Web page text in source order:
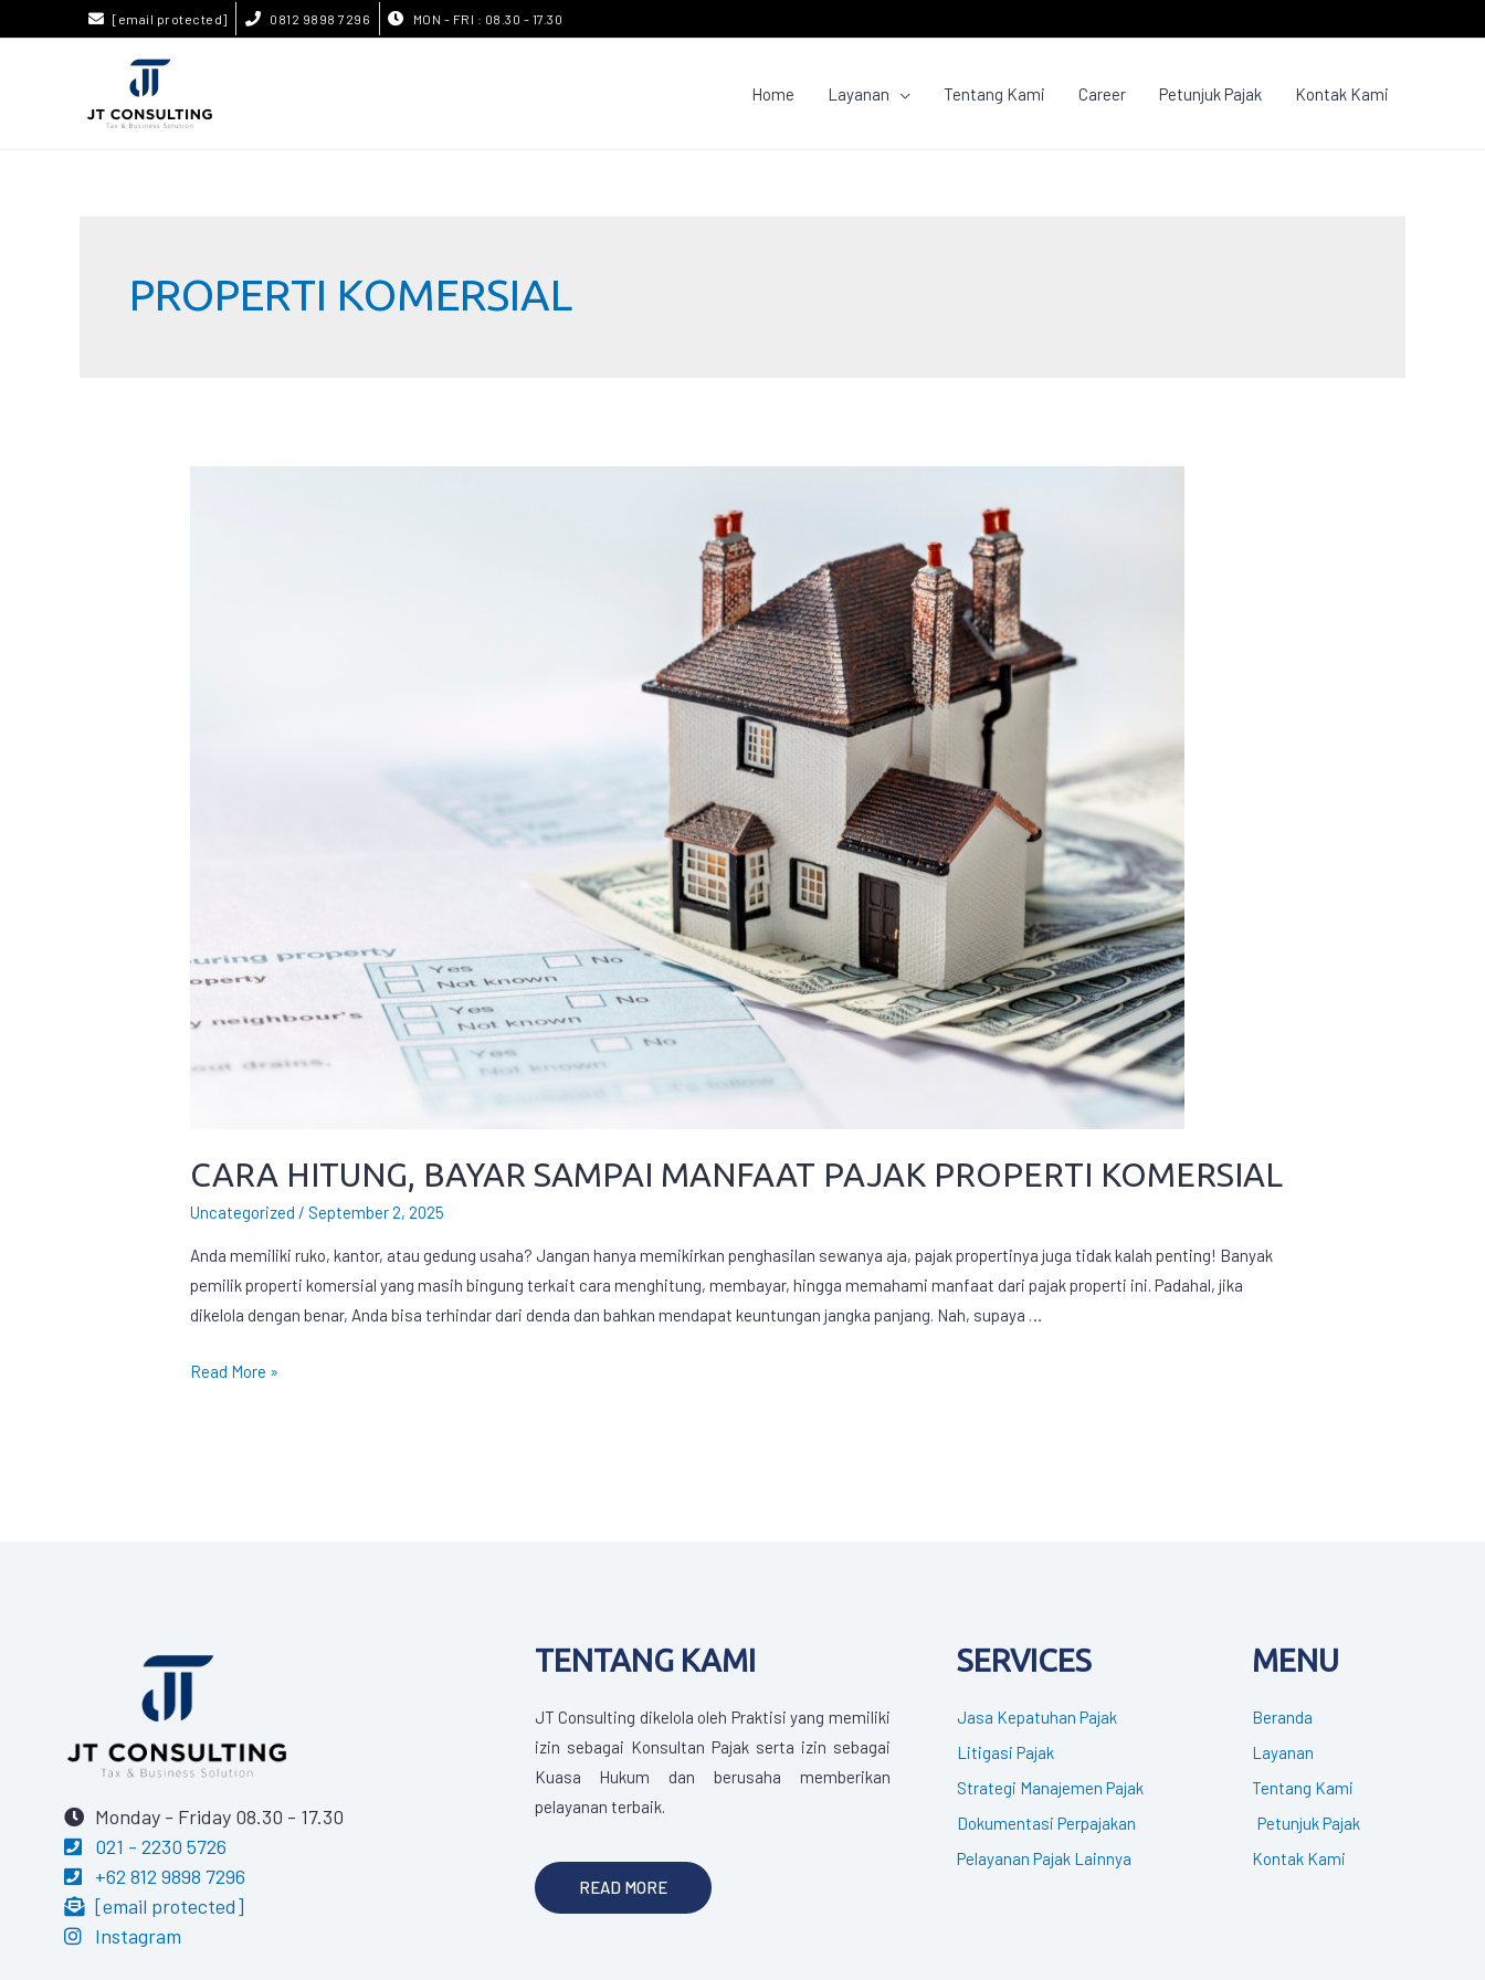
[email protected] 0812 9898 7296 MON - FRI : 08.30 - 17.30
Home Layanan Tentang Kami Career Petunjuk Pajak Kontak Kami
PROPERTI KOMERSIAL
CARA HITUNG, BAYAR SAMPAI MANFAAT PAJAK PROPERTI KOMERSIAL
Uncategorized / September 2, 2025
Anda memiliki ruko, kantor, atau gedung usaha? Jangan hanya memikirkan penghasilan sewanya aja, pajak propertinya juga tidak kalah penting! Banyak
pemilik properti komersial yang masih bingung terkait cara menghitung, membayar, hingga memahami manfaat dari pajak properti ini. Padahal, jika
dikelola dengan benar, Anda bisa terhindar dari denda dan bahkan mendapat keuntungan jangka panjang. Nah, supaya …
Read More »
Monday - Friday 08.30 - 17.30
021 - 2230 5726
+62 812 9898 7296
[email protected]
Instagram
TENTANG KAMI
JT Consulting dikelola oleh Praktisi yang memiliki
izin sebagai Konsultan Pajak serta izin sebagai
Kuasa Hukum dan berusaha memberikan
pelayanan terbaik.
READ MORE
SERVICES
Jasa Kepatuhan Pajak
Litigasi Pajak
Strategi Manajemen Pajak
Dokumentasi Perpajakan
Pelayanan Pajak Lainnya
MENU
Beranda
Layanan
Tentang Kami
Petunjuk Pajak
Kontak Kami